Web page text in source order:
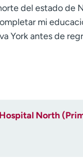
del estado de
mi
York antes de
North